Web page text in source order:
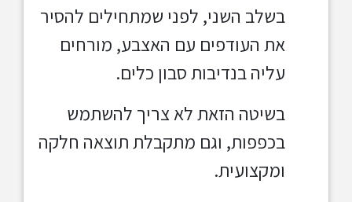
בשלב השני, לפני שמתחילים להסיר
את העודפים עם האצבע, מורחים
עליה בנדיבות סבון כלים.
בשיטה הזאת לא צריך להשתמש
בכפפות, וגם מתקבלת תוצאה חלקה
ומקצועית.